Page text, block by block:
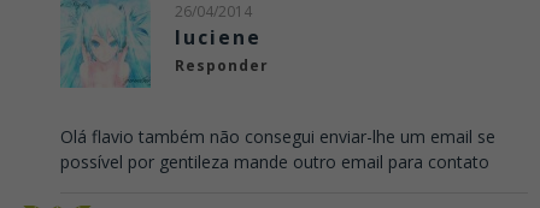
26/04/2014
luciene
Responder
Olá flavio também não consegui enviar-lhe um email se
possível por gentileza mande outro email para contato